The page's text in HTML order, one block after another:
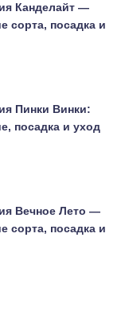
Канделайт —
сорта, посадка и
Пинки Винки:
посадка и уход
Вечное Лето —
сорта, посадка и